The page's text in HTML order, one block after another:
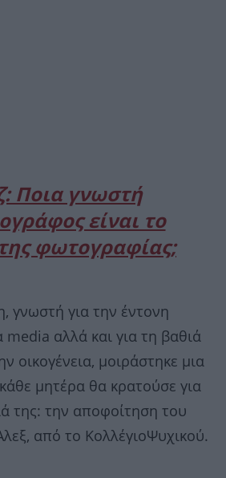
Ποια γνωστή
είναι το
φωτογραφίας;
γνωστή για την έντονη
αλλά και για τη βαθιά
οικογένεια, μοιράστηκε μια
μητέρα θα κρατούσε για
της: την αποφοίτηση του
από το ΚολλέγιοΨυχικού.